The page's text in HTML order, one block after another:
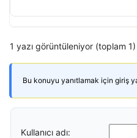
1 yazı görüntüleniyor (toplam 1)
Bu konuyu yanıtlamak için giriş
Kullanıcı adı: